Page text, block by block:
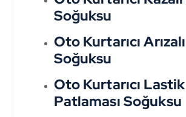
Soğuksu
Oto Kurtarıcı
Soğuksu
Oto Kurtarıcı Lastik
Patlaması Soğuksu